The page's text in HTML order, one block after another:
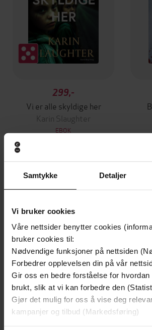
Samtykke Detaljer
Vi bruker cookies
Våre nettsider benytter cookies
bruker cookies til:
Nødvendige funksjoner på nettsiden
Forbedrer opplevelsen din på vår
Gir oss en bedre forståelse for
brukt, slik at vi kan forbedre den
Gjør det mulig for oss å vise deg
kampanjer og tilbud (Markedsføring)
299,-
Vi er alle skyldige her
Karin Slaughter
EBOK
Andre har også kjøpt
Premium
Vinner av Rivertonprisen